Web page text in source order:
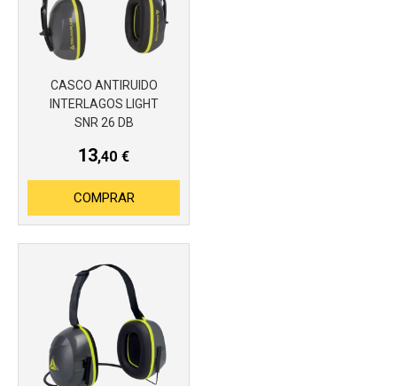
CASCO ANTIRUIDO
INTERLAGOS LIGHT
SNR 26 DB
13,40 €
COMPRAR